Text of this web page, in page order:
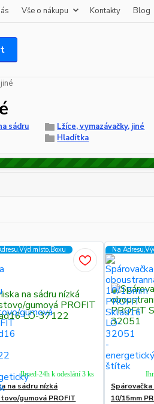
Vše o nákupu Kontakty Blog
sádru
Lžíce, vymazávačky, jiné
Hladítka
na sádru nízká
gumová PROFIT
Ihned-24h k odeslání 3 ks
Na
10/15mm